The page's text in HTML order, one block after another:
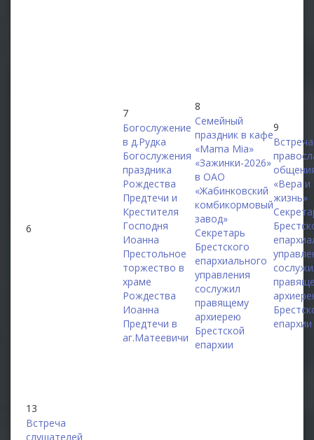
6
7
Богослужение
в д.Рудка
Богослужения
праздника
Рождества
Предтечи и
Крестителя
Господня
Иоанна
Престольное
торжество в
храме
Рождества
Иоанна
Предтечи в
аг.Матеевичи
8
Семейный
праздник в кафе
«Mama Mia»
«Зажинки-2026»
в ОАО
«Жабинковский
комбикормовый
завод»
Секретарь
Брестского
епархиального
управления
сослужил
правящему
архиерею
Брестской
епархии
9
«Вера и
жизнь»
епархии
13
Встреча
слушателей